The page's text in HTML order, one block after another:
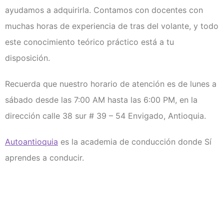
ayudamos a adquirirla. Contamos con docentes con
muchas horas de experiencia de tras del volante, y todo
este conocimiento teórico práctico está a tu
disposición.
Recuerda que nuestro horario de atención es de lunes a
sábado desde las 7:00 AM hasta las 6:00 PM, en la
dirección calle 38 sur # 39 – 54 Envigado, Antioquia.
Autoantioquia es la academia de conducción donde Sí
aprendes a conducir.